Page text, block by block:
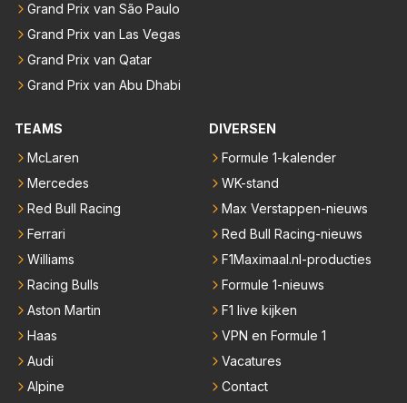
Grand Prix van São Paulo
Grand Prix van Las Vegas
Grand Prix van Qatar
Grand Prix van Abu Dhabi
TEAMS
McLaren
Mercedes
Red Bull Racing
Ferrari
Williams
Racing Bulls
Aston Martin
Haas
Audi
Alpine
DIVERSEN
Formule 1-kalender
WK-stand
Max Verstappen-nieuws
Red Bull Racing-nieuws
F1Maximaal.nl-producties
Formule 1-nieuws
F1 live kijken
VPN en Formule 1
Vacatures
Contact